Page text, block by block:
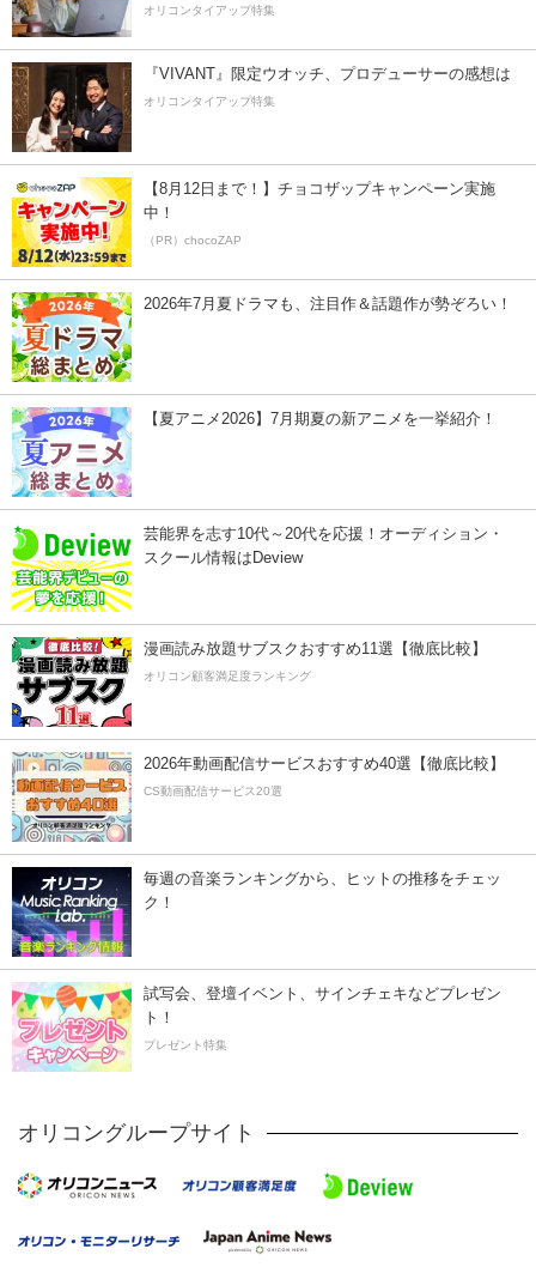
オリコンタイアップ特集
『VIVANT』限定ウオッチ、プロデューサーの感想は
オリコンタイアップ特集
【8月12日まで！】チョコザップキャンペーン実施
中！
（PR）chocoZAP
2026年7月夏ドラマも、注目作＆話題作が勢ぞろい！
【夏アニメ2026】7月期夏の新アニメを一挙紹介！
芸能界を志す10代～20代を応援！オーディション・
スクール情報はDeview
漫画読み放題サブスクおすすめ11選【徹底比較】
オリコン顧客満足度ランキング
2026年動画配信サービスおすすめ40選【徹底比較】
CS動画配信サービス20選
毎週の音楽ランキングから、ヒットの推移をチェッ
ク！
試写会、登壇イベント、サインチェキなどプレゼン
ト！
プレゼント特集
オリコングループサイト